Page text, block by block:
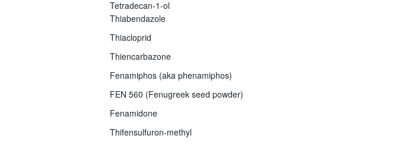
Tetradecan-1-ol
Thiabendazole
Thiacloprid
Thiencarbazone
Fenamiphos (aka phenamiphos)
FEN 560 (Fenugreek seed powder)
Fenamidone
Thifensulfuron-methyl